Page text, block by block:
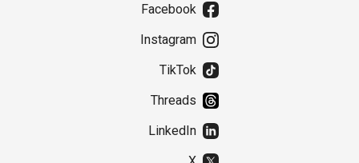
Facebook
Instagram
TikTok
Threads
LinkedIn